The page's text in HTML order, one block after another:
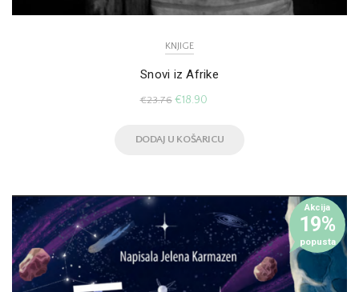
KNJIGE
Snovi iz Afrike
€23.76 €18.90
DODAJ U KOŠARICU
Akcija
19%
popusta